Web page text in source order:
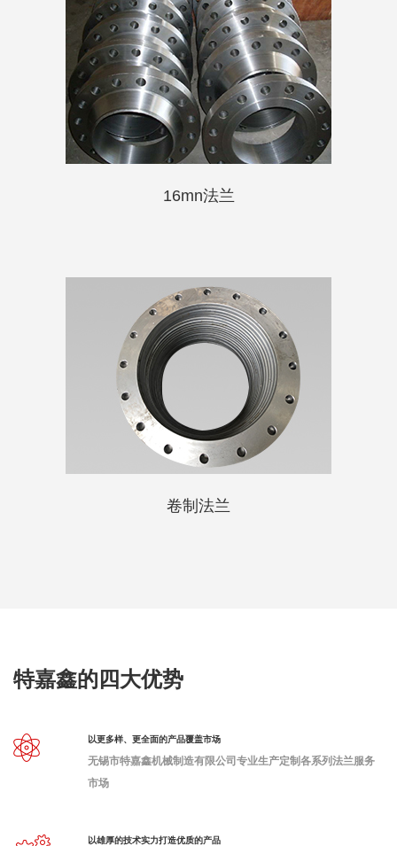
16mn法兰
卷制法兰
特嘉鑫的四大优势
以更多样、更全面的产品覆盖市场
无锡市特嘉鑫机械制造有限公司专业生产定制各系列法兰服务
市场
以雄厚的技术实力打造优质的产品